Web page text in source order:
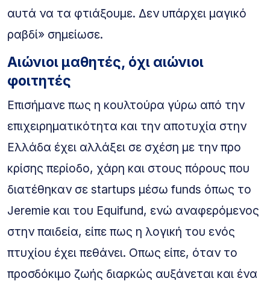
αυτά να τα φτιάξουμε. Δεν υπάρχει μαγικό
ραβδί» σημείωσε.
Αιώνιοι μαθητές, όχι αιώνιοι
φοιτητές
Επισήμανε πως η κουλτούρα γύρω από την
επιχειρηματικότητα και την αποτυχία στην
Ελλάδα έχει αλλάξει σε σχέση με την προ
κρίσης περίοδο, χάρη και στους πόρους που
διατέθηκαν σε startups μέσω funds όπως το
Jeremie και του Equifund, ενώ αναφερόμενος
στην παιδεία, είπε πως η λογική του ενός
πτυχίου έχει πεθάνει. Οπως είπε, όταν το
προσδόκιμο ζωής διαρκώς αυξάνεται και ένα